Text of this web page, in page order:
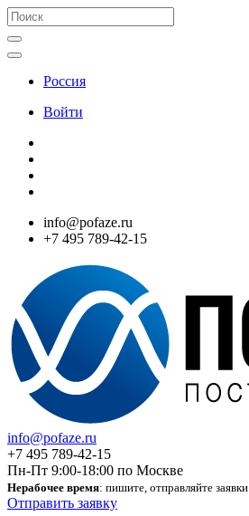
Россия
Войти
info@pofaze.ru
+7 495 789-42-15
info@pofaze.ru
+7 495 789-42-15
Пн-Пт 9:00-18:00 по Москве
Нерабочее время: пишите, отправляйте заявки
Отправить заявку